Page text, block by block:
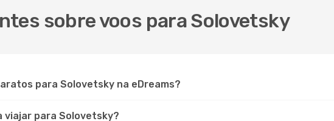
sobre voos para Solovetsky
para Solovetsky na eDreams?
viajar para Solovetsky?